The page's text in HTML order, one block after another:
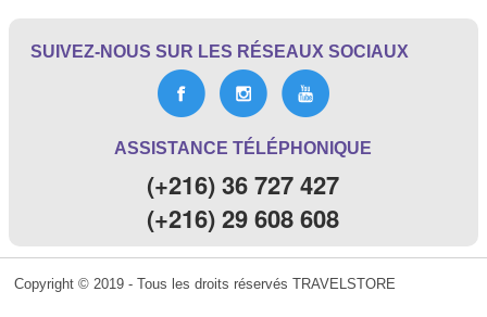
SUIVEZ-NOUS SUR LES RÉSEAUX SOCIAUX
ASSISTANCE TÉLÉPHONIQUE
(+216) 36 727 427
(+216) 29 608 608
Copyright © 2019 - Tous les droits réservés TRAVELSTORE